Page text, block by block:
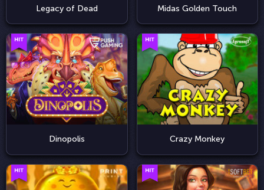
Legacy of Dead Midas Golden Touch
Dinopolis Crazy Monkey